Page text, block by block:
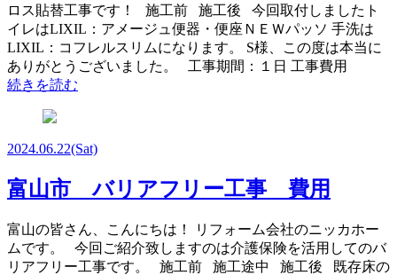
ロス貼替工事です！ 施工前 施工後 今回取付しましたト
イレはLIXIL：アメージュ便器・便座ＮＥＷパッソ 手洗は
LIXIL：コフレルスリムになります。 S様、この度は本当に
ありがとうございました。 工事期間：１日 工事費用
続きを読む
2024.06.22(Sat)
富山市 バリアフリー工事 費用
富山の皆さん、こんにちは！ リフォーム会社のニッカホー
ムです。 今回ご紹介致しますのは介護保険を活用してのバ
リアフリー工事です。 施工前 施工途中 施工後 既存床の